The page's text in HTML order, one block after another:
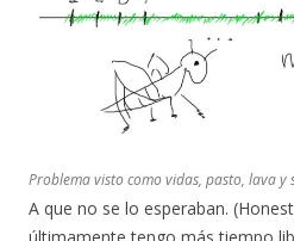
Problema visto como vidas, pasto, lava y
A que no se lo esperaban.